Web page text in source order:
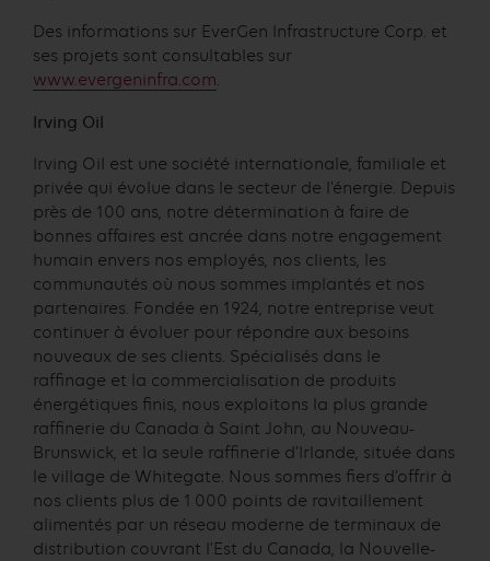
Des informations sur EverGen Infrastructure Corp. et
ses projets sont consultables sur
www.evergeninfra.com.
Irving Oil
Irving Oil est une société internationale, familiale et
privée qui évolue dans le secteur de l’énergie. Depuis
près de 100 ans, notre détermination à faire de
bonnes affaires est ancrée dans notre engagement
humain envers nos employés, nos clients, les
communautés où nous sommes implantés et nos
partenaires. Fondée en 1924, notre entreprise veut
continuer à évoluer pour répondre aux besoins
nouveaux de ses clients. Spécialisés dans le
raffinage et la commercialisation de produits
énergétiques finis, nous exploitons la plus grande
raffinerie du Canada à Saint John, au Nouveau-
Brunswick, et la seule raffinerie d’Irlande, située dans
le village de Whitegate. Nous sommes fiers d’offrir à
nos clients plus de 1 000 points de ravitaillement
alimentés par un réseau moderne de terminaux de
distribution couvrant l’Est du Canada, la Nouvelle-